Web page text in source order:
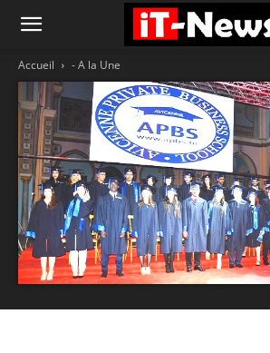
Accueil - A la Une